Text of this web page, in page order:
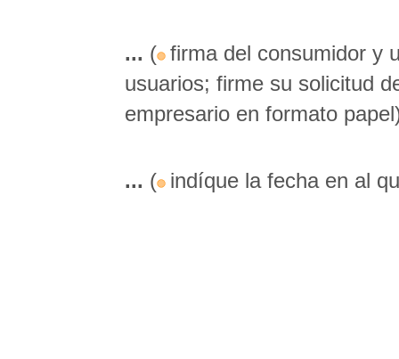
... ( firma del consumidor y
usuarios; firme su solicitud
empresario en formato
... ( indíque la fecha en al